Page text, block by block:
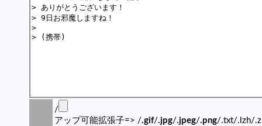
/
アップ可能拡張子=> /.gif/.jpg/.jpeg/.png/.txt/.lzh/